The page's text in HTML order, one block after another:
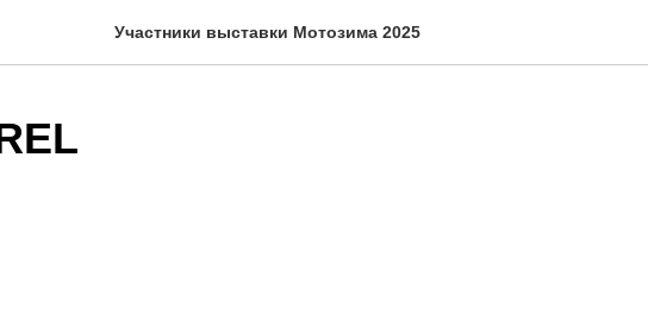
Участники выставки Мотозима 2025